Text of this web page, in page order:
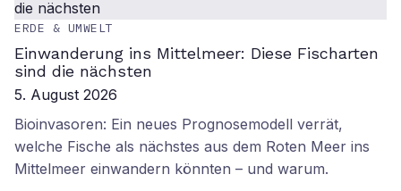
ERDE & UMWELT
Einwanderung ins Mittelmeer: Diese Fischarten
sind die nächsten
5. August 2026
Bioinvasoren: Ein neues Prognosemodell verrät,
welche Fische als nächstes aus dem Roten Meer ins
Mittelmeer einwandern könnten – und warum.